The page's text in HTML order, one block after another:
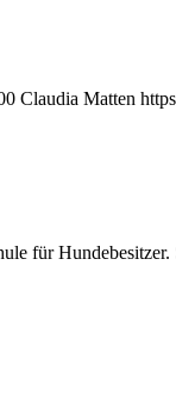
Claudia Matten
für Hundebesitzer.